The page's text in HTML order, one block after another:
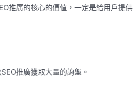
推廣的核心的價值，一定是給用戶提供
推廣獲取大量的詢盤。